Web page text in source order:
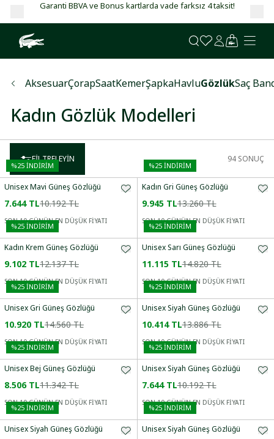
Garanti BBVA ve Bonus kartlarda vade farksız 4 taksit!
AksesuarÇorapSaatKemerŞapkaHavluGözlükSaç
Kadın Gözlük Modelleri
FILTRELEYIN 94 SONUÇ
%25 İNDİRİM
Unisex Mavi Güneş Gözlüğü
7.644 TL10.192 TL
SON 10 GÜNÜN EN DÜŞÜK FİYATI
%25İNDİRİM
Kadın Gri Güneş Gözlüğü
9.945 TL13.260 TL
SON 10 GÜNÜN EN DÜŞÜK FİYATI
%25 İNDİRİM
Kadın Krem Güneş Gözlüğü
9.102 TL12.137 TL
SON 10 GÜNÜN EN DÜŞÜK FİYATI
%25İNDİRİM
Unisex Sarı Güneş Gözlüğü
11.115 TL14.820 TL
SON 10 GÜNÜN EN DÜŞÜK FİYATI
%25 İNDİRİM
Unisex Gri Güneş Gözlüğü
10.920 TL14.560 TL
SON 10 GÜNÜN EN DÜŞÜK FİYATI
%25İNDİRİM
Unisex Siyah Güneş Gözlüğü
10.414 TL13.886 TL
SON 10 GÜNÜN EN DÜŞÜK FİYATI
%25 İNDİRİM
Unisex Bej Güneş Gözlüğü
8.506 TL11.342 TL
SON 10 GÜNÜN EN DÜŞÜK FİYATI
%25İNDİRİM
Unisex Siyah Güneş Gözlüğü
7.644 TL10.192 TL
SON 10 GÜNÜN EN DÜŞÜK FİYATI
%25 İNDİRİM
Unisex Siyah Güneş Gözlüğü
%25İNDİRİM
Unisex Siyah Güneş Gözlüğü